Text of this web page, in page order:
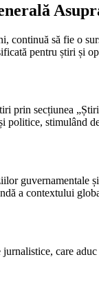
continuă să fie o
pentru știri și
prin secțiunea
politice, stimulând
a contextului
care